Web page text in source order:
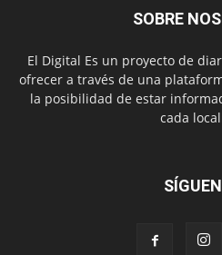
SOBRE
El Digital Es un proyecto de
ofrecer a través de una
la posibilidad de estar
cada